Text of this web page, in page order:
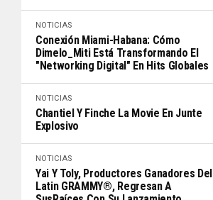
NOTICIAS
Conexión Miami-Habana: Cómo
Dimelo_Miti Está Transformando El
"Networking Digital" En Hits Globales
NOTICIAS
Chantiel Y Finche La Movie En Junte
Explosivo
NOTICIAS
Yai Y Toly, Productores Ganadores Del
Latin GRAMMY®, Regresan A